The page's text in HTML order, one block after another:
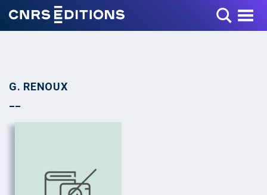
Toggle Menu
G. RENOUX